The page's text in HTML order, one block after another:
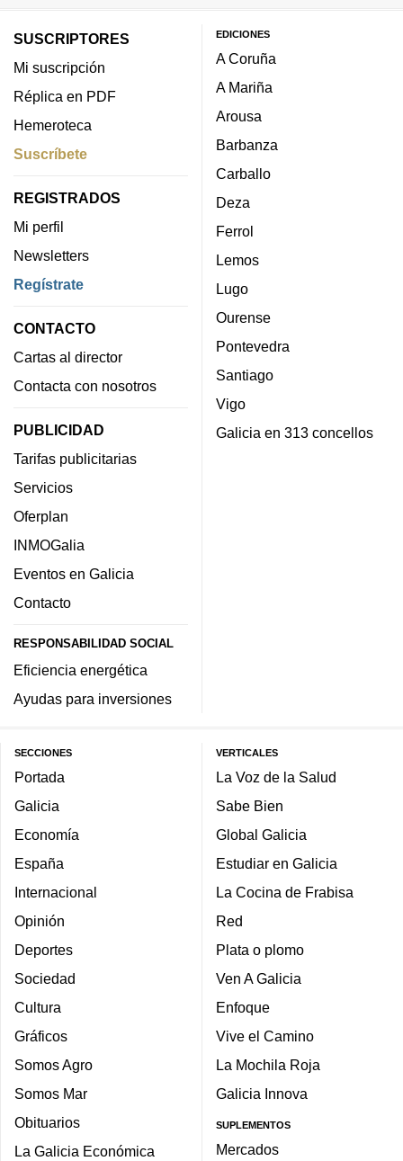
SUSCRIPTORES
Mi suscripción
Réplica en PDF
Hemeroteca
Suscríbete
REGISTRADOS
Mi perfil
Newsletters
Regístrate
CONTACTO
Cartas al director
Contacta con nosotros
PUBLICIDAD
Tarifas publicitarias
Servicios
Oferplan
INMOGalia
Eventos en Galicia
Contacto
RESPONSABILIDAD SOCIAL
Eficiencia energética
Ayudas para inversiones
EDICIONES
A Coruña
A Mariña
Arousa
Barbanza
Carballo
Deza
Ferrol
Lemos
Lugo
Ourense
Pontevedra
Santiago
Vigo
Galicia en 313 concellos
SECCIONES
Portada
Galicia
Economía
España
Internacional
Opinión
Deportes
Sociedad
Cultura
Gráficos
Somos Agro
Somos Mar
Obituarios
La Galicia Económica
VERTICALES
La Voz de la Salud
Sabe Bien
Global Galicia
Estudiar en Galicia
La Cocina de Frabisa
Red
Plata o plomo
Ven A Galicia
Enfoque
Vive el Camino
La Mochila Roja
Galicia Innova
SUPLEMENTOS
Mercados